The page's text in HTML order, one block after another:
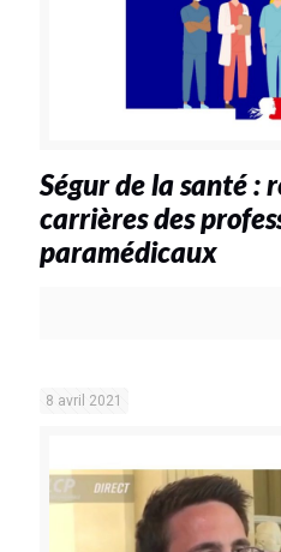
Ségur de la santé :
carrières des
paramédicaux
8 avril 2021